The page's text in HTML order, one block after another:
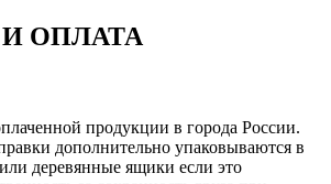
ОПЛАТА
продукции в города России.
дополнительно упаковываются в
деревянные ящики если это